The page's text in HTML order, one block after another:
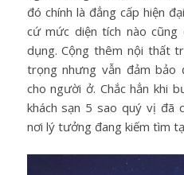
đó chính là đẳng cấp hiện
cứ mức diện tích nào
dụng. Cộng thêm nội thất
trọng nhưng vẫn đảm bảo
cho người ở. Chắc hẳn khi
khách sạn 5 sao quý vị đã
nơi lý tưởng đang kiếm tìm